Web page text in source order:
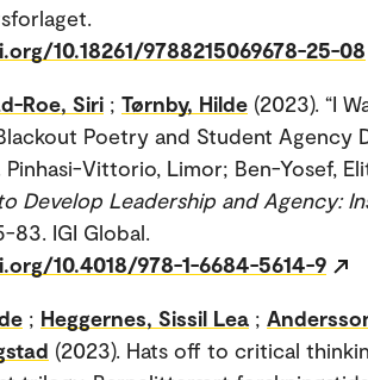
10.18261/9788215069678-25-08
Roe, Siri ; Tørnby, Hilde (2023). “I
Poetry and Student Agency
Vittorio, Limor; Ben-Yosef,
Develop Leadership and Agency:
83. IGI Global.
10.4018/978-1-6684-5614-9
; Heggernes, Sissil Lea ;
(2023). Hats off to critical